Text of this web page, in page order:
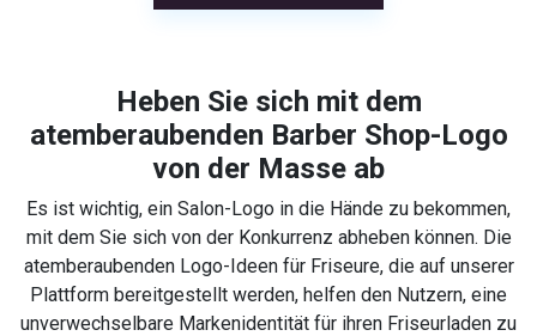
Heben Sie sich mit dem
atemberaubenden Barber Shop-Logo
von der Masse ab
Es ist wichtig, ein Salon-Logo in die Hände zu bekommen,
mit dem Sie sich von der Konkurrenz abheben können. Die
atemberaubenden Logo-Ideen für Friseure, die auf unserer
Plattform bereitgestellt werden, helfen den Nutzern, eine
unverwechselbare Markenidentität für ihren Friseurladen zu